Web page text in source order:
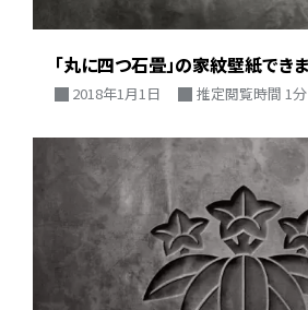
「丸に四つ石畳」の家紋壁紙できま
2018年1月1日 推定閲覧時間 1分